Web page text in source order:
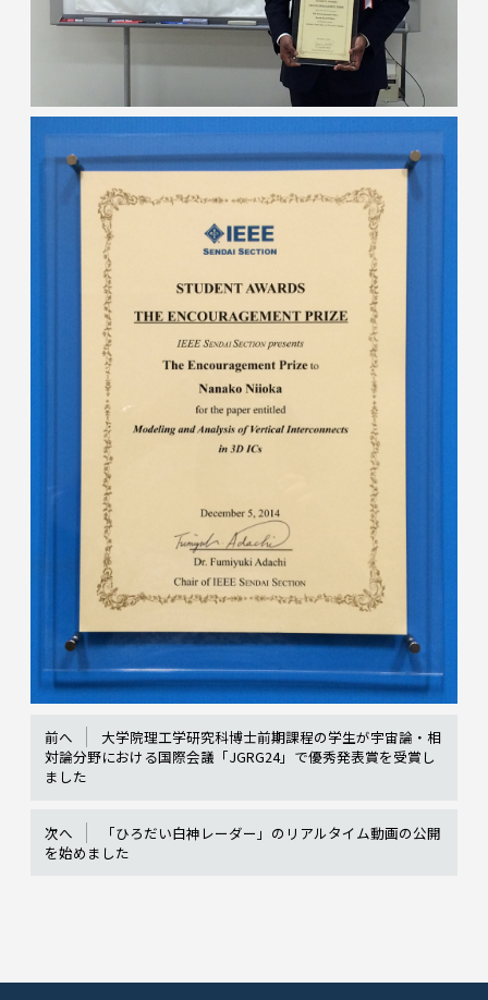
前へ
大学院理工学研究科博士前期課程の学生が宇宙論・相
対論分野における国際会議「JGRG24」で優秀発表賞を受賞し
ました
次へ
「ひろだい白神レーダー」のリアルタイム動画の公開
を始めました